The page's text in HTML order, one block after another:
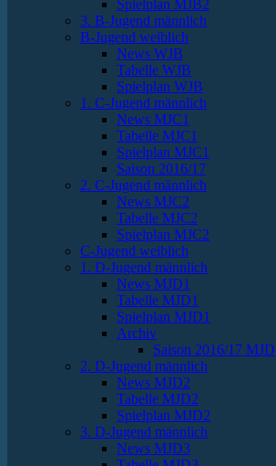
Spielplan MJB2
3. B-Jugend männlich
B-Jugend weiblich
News WJB
Tabelle WJB
Spielplan WJB
1. C-Jugend männlich
News MJC1
Tabelle MJC1
Spielplan MJC1
Saison 2016/17
2. C-Jugend männlich
News MJC2
Tabelle MJC2
Spielplan MJC2
C-Jugend weiblich
1. D-Jugend männlich
News MJD1
Tabelle MJD1
Spielplan MJD1
Archiv
Saison 2016/17 MJD
2. D-Jugend männlich
News MJD2
Tabelle MJD2
Spielplan MJD2
3. D-Jugend männlich
News MJD3